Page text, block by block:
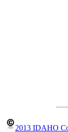
2013 IDAHO